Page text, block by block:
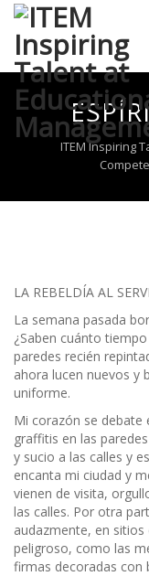
Skip
to
content
ITEM Inspiring
LA REBELDÍA AL
La semana pasada
¿Saben cuánto
paredes recién
ahora lucen nuevos y
uniforme.
Mi corazón se debate
graffitis en las
y sucio a las calles y
encanta mi ciudad y
vienen de visita,
las calles. Por otra
audazmente, en sitios
peligroso, como las
firmas decoradas con